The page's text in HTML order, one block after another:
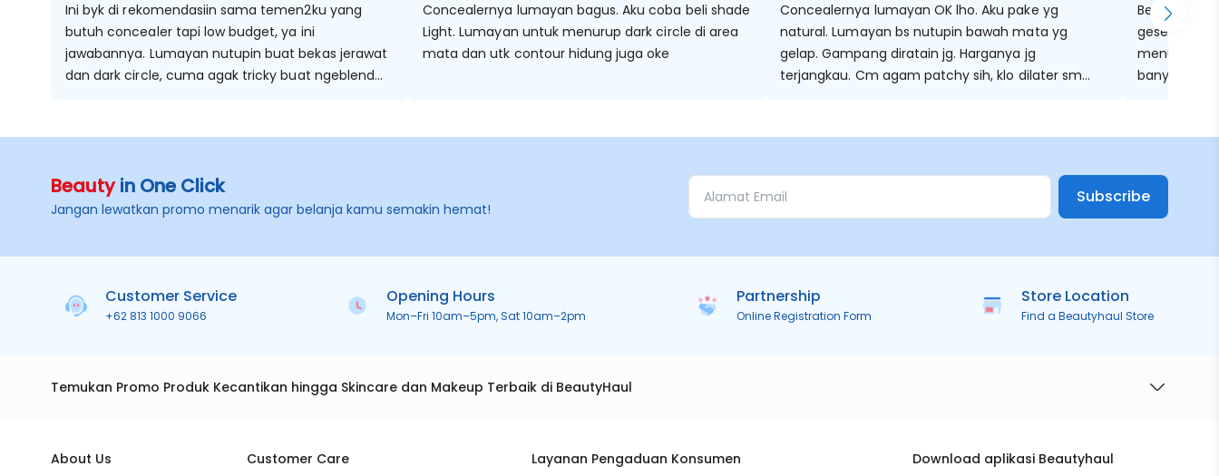
Ini byk di rekomendasiin sama temen2ku yang
butuh concealer tapi low budget, ya ini
jawabannya. Lumayan nutupin buat bekas jerawat
dan dark circle, cuma agak tricky buat ngeblend
Concealernya lumayan bagus. Aku coba beli shade
Light. Lumayan untuk menurup dark circle di area
mata dan utk contour hidung juga oke
Concealernya lumayan OK lho. Aku pake yg
natural. Lumayan bs nutupin bawah mata yg
gelap. Gampang diratain jg. Harganya jg
terjangkau. Cm agam patchy sih, klo dilater sm
masalah. Klo buat long lasting make up, kurang OK.
Bekas
geser
menutup
banyak
Beautyin One Click
Jangan lewatkan promo menarik agar belanja kamu semakin hemat!
Subscribe
Customer Service
+62 813 1000 9066
Opening Hours
Mon–Fri 10am–5pm, Sat 10am–2pm
Partnership
Online Registration Form
Store Location
Find a Beautyhaul Store
Temukan Promo Produk Kecantikan hingga Skincare dan Makeup Terbaik di BeautyHaul
About Us Customer Care Layanan Pengaduan Konsumen Download aplikasi Beautyhaul